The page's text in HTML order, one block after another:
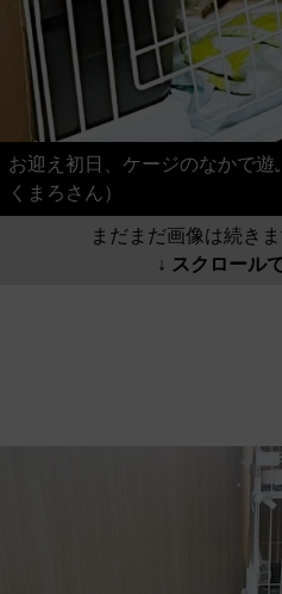
お迎え初日、ケージのなかで
くまろさん）
まだまだ画像は続き
↓ スクロール